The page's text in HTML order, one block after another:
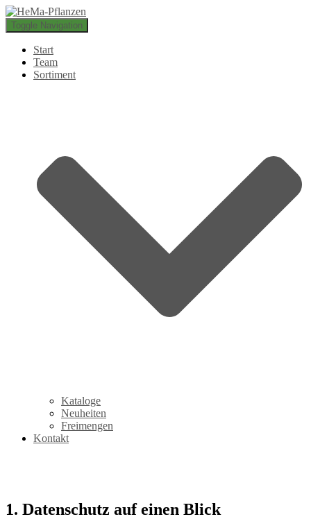
Toggle Navigation
Start
Team
Sortiment
Kataloge
Neuheiten
Freimengen
Kontakt
1. Datenschutz auf einen Blick